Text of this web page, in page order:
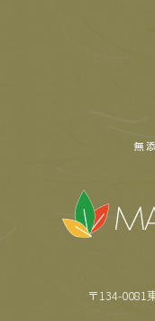
無
〒134-0081